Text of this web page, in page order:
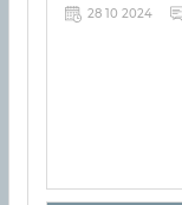
28 10 2024